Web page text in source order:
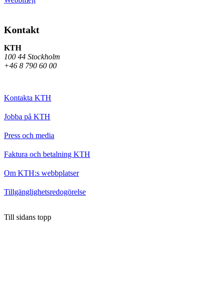
Kontakt
KTH
100 44 Stockholm
+46 8 790 60 00
Kontakta KTH
Jobba på KTH
Press och media
Faktura och betalning KTH
Om KTH:s webbplatser
Tillgänglighetsredogörelse
Till sidans topp